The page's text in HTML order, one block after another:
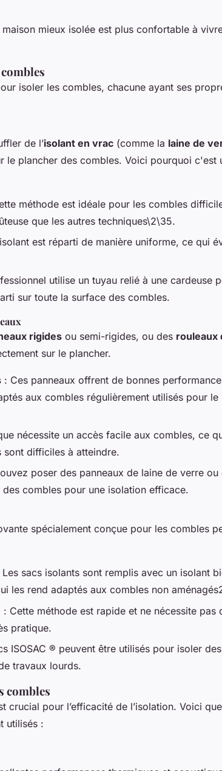
maison mieux isolée est plus confortable à
isoler les combles, chacune ayant ses
de l’isolant en vrac (comme la laine de
le plancher des combles. Voici pourquoi c'est
méthode est idéale pour les combles
que les autres techniques\2\35.
est réparti de manière uniforme, ce qui
utilise un tuyau relié à une cardeuse
sur toute la surface des combles.
rigides ou semi-rigides, ou des rouleaux
sur le plancher.
: Ces panneaux offrent de bonnes
aux combles régulièrement utilisés pour le
nécessite un accès facile aux combles, ce
sont difficiles à atteindre.
poser des panneaux de laine de verre ou
combles pour une isolation efficace.
spécialement conçue pour les combles
Les sacs isolants sont remplis avec un isolant
les rend adaptés aux combles non
: Cette méthode est rapide et ne nécessite pas
pratique.
ISOSAC ® peuvent être utilisés pour isoler
travaux lourds.
combles
crucial pour l’efficacité de l’isolation. Voici
utilisés :